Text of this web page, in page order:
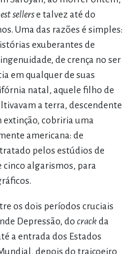
sellerse talvez até do
Uma das razões é simples:
exuberantes de
de crença no ser
em qualquer de suas
natal, aquele filho de
a terra, descendente
extinção, cobriria uma
americana: de
pelos estúdios de
cinco algarismos, para
os dois períodos cruciais
Depressão, do crackda
a entrada dos Estados
depois do traiçoeiro